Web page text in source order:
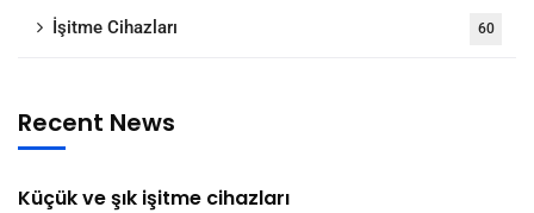
İşitme Cihazları 60
Recent News
Küçük ve şık işitme cihazları